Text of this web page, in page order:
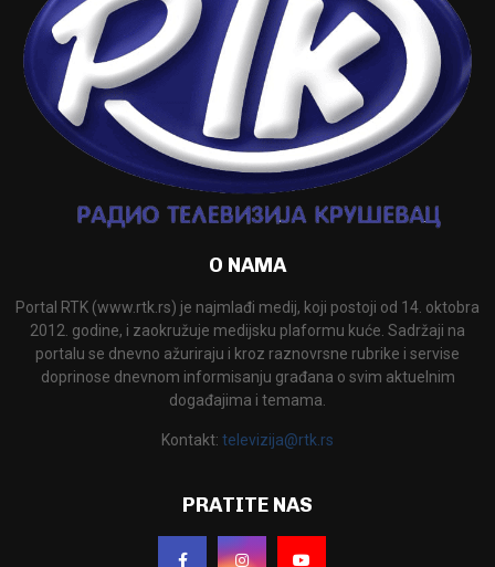
O NAMA
Portal RTK (www.rtk.rs) je najmlađi medij, koji postoji od 14. oktobra
2012. godine, i zaokružuje medijsku plaformu kuće. Sadržaji na
portalu se dnevno ažuriraju i kroz raznovrsne rubrike i servise
doprinose dnevnom informisanju građana o svim aktuelnim
događajima i temama.
Kontakt: televizija@rtk.rs
PRATITE NAS